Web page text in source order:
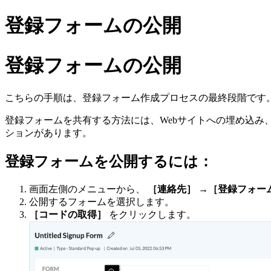
登録フォームの公開
登録フォームの公開
こちらの手順は、登録フォーム作成プロセスの最終段階で
登録フォームを共有する方法には、Webサイトへの埋め込
ションがあります。
登録フォームを公開するには：
画面左側のメニューから、 ［連絡先］ →
［登録フォー
公開するフォームを選択します。
［コードの取得］
をクリックします。